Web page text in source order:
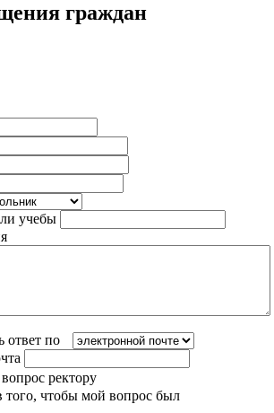
граждан
учебы
ответ по
ректору
того, чтобы мой вопрос был